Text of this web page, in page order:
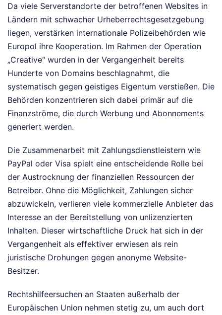
Da viele Serverstandorte der betroffenen Websites in
Ländern mit schwacher Urheberrechtsgesetzgebung
liegen, verstärken internationale Polizeibehörden wie
Europol ihre Kooperation. Im Rahmen der Operation
„Creative“ wurden in der Vergangenheit bereits
Hunderte von Domains beschlagnahmt, die
systematisch gegen geistiges Eigentum verstießen. Die
Behörden konzentrieren sich dabei primär auf die
Finanzströme, die durch Werbung und Abonnements
generiert werden.
Die Zusammenarbeit mit Zahlungsdienstleistern wie
PayPal oder Visa spielt eine entscheidende Rolle bei
der Austrocknung der finanziellen Ressourcen der
Betreiber. Ohne die Möglichkeit, Zahlungen sicher
abzuwickeln, verlieren viele kommerzielle Anbieter das
Interesse an der Bereitstellung von unlizenzierten
Inhalten. Dieser wirtschaftliche Druck hat sich in der
Vergangenheit als effektiver erwiesen als rein
juristische Drohungen gegen anonyme Website-
Besitzer.
Rechtshilfeersuchen an Staaten außerhalb der
Europäischen Union nehmen stetig zu, um auch dort